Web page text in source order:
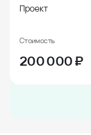
Проект
Стоимость
200 000₽